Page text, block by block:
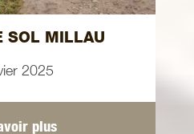
SOL MILLAU
2025
plus